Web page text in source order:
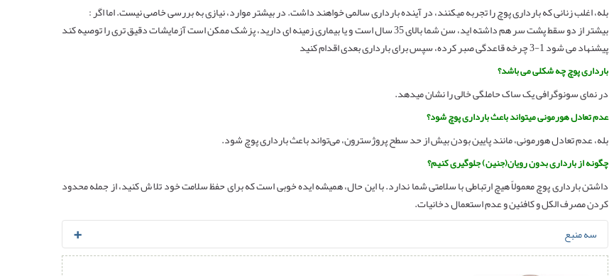
بله، اغلب زنانی که بارداری پوچ را تجربه میکنند، در آینده بارداری سالمی خواهند داشت. در بیشتر موارد، نیازی به بررسی خاصی نیست. اما اگر :
بیشتر از دو سقط پشت سر هم داشته اید، سن شما بالای 35 سال است و یا بیماری زمینه ای دارید، پزشک ممکن است آزمایشات دقیق تری را توصیه کند
پیشنهاد می شود 1-3 چرخه قاعدگی صبر کرده، سپس برای بارداری بعدی اقدام کنید
بارداری پوچ چه شکلی می باشد؟
در نمای سونوگرافی یک ساک حاملگی خالی را نشان میدهد.
عدم تعادل هورمونی میتواند باعث بارداری پوچ شود؟
بله، عدم تعادل هورمونی، مانند پایین بودن بیش از حد سطح پروژسترون، می‌تواند باعث بارداری پوچ شود.
چگونه از بارداری بدون رویان(جنین) جلوگیری کنیم؟
داشتن بارداری پوچ معمولاً هیچ ارتباطی با سلامتی شما ندارد. با این حال، همیشه ایده خوبی است که برای حفظ سلامت خود تلا ش کنید، از جمله محدود
کردن مصرف الکل و کافئین و عدم استعمال دخانیات.
سه منبع